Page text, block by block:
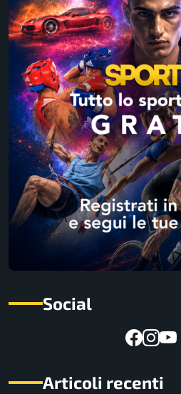
Social
Articoli recenti